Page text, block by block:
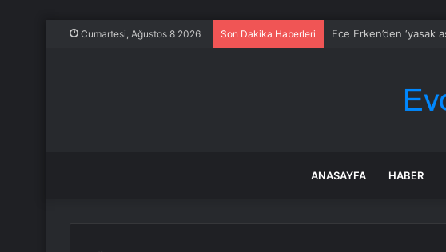
Cumartesi, Ağustos 8 2026 Son Dakika Haberleri Ece Erken’den ‘yasak
ANASAYFA HABER